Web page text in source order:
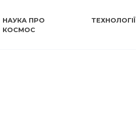
НАУКА ПРО
КОСМОС
ТЕХНОЛОГІЇ